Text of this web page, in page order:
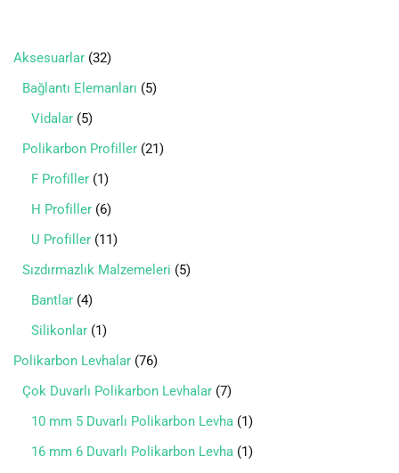
Aksesuarlar 32
Bağlantı Elemanları
5
Vidalar 5
Polikarbon Profiller 21
F Profiller 1
H Profiller 6
U Profiller 11
Sızdırmazlık Malzemeleri
5
Bantlar 4
Silikonlar 1
Polikarbon Levhalar 76
Çok Duvarlı Polikarbon Levhalar 7
10 mm 5 Duvarlı Polikarbon Levha 1
16 mm 6 Duvarlı Polikarbon Levha 1